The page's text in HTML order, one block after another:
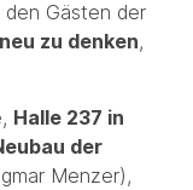
den Gästen der
zu denken,
Halle 237 in
der
Menzer),